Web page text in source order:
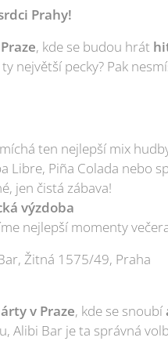
Prahy!
, kde se budou hrát
největší pecky? Pak
ten nejlepší mix
Libre, Piña Colada nebo
jen čistá zábava! 🕺
výzdoba
nejlepší momenty
Žitná 1575/49, Praha
v Praze, kde se snoubí
Alibi Bar je ta správná